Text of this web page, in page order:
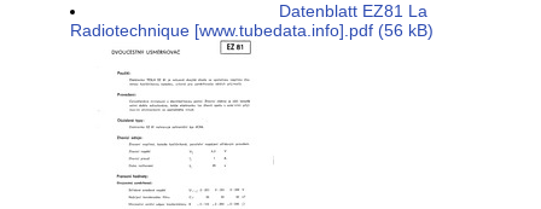
Datenblatt EZ81 La
Radiotechnique [www.tubedata.info].pdf (56 kB)